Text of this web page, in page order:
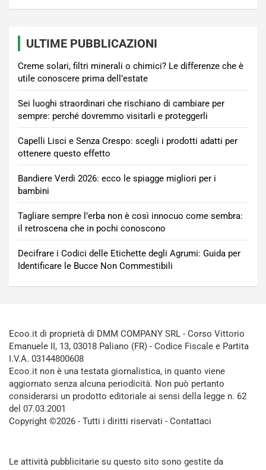
ULTIME PUBBLICAZIONI
Creme solari, filtri minerali o chimici? Le differenze che è
utile conoscere prima dell’estate
Sei luoghi straordinari che rischiano di cambiare per
sempre: perché dovremmo visitarli e proteggerli
Capelli Lisci e Senza Crespo: scegli i prodotti adatti per
ottenere questo effetto
Bandiere Verdi 2026: ecco le spiagge migliori per i
bambini
Tagliare sempre l’erba non è così innocuo come sembra:
il retroscena che in pochi conoscono
Decifrare i Codici delle Etichette degli Agrumi: Guida per
Identificare le Bucce Non Commestibili
Ecoo.it di proprietà di DMM COMPANY SRL - Corso Vittorio
Emanuele II, 13, 03018 Paliano (FR) - Codice Fiscale e Partita
I.V.A. 03144800608
Ecoo.it non è una testata giornalistica, in quanto viene
aggiornato senza alcuna periodicità. Non può pertanto
considerarsi un prodotto editoriale ai sensi della legge n. 62
del 07.03.2001
Copyright ©2026 - Tutti i diritti riservati - Contattaci
Le attività pubblicitarie su questo sito sono gestite da